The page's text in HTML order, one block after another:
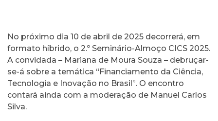
No próximo dia 10 de abril de 2025 decorrerá, em
formato híbrido, o 2.º Seminário-Almoço CICS 2025.
A convidada – Mariana de Moura Souza – debruçar-
se-á sobre a temática “Financiamento da Ciência,
Tecnologia e Inovação no Brasil”. O encontro
contará ainda com a moderação de Manuel Carlos
Silva.